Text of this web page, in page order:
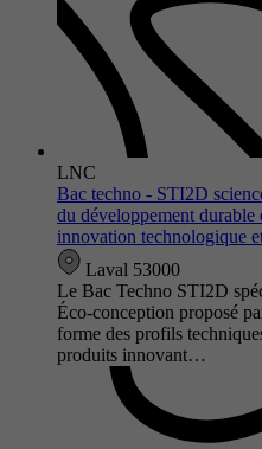
LNC
Bac techno - STI2D
du développement durable
innovation technologique
Laval 53000
Le Bac Techno STI2D
Éco-conception proposé
forme des profils
produits innovant…